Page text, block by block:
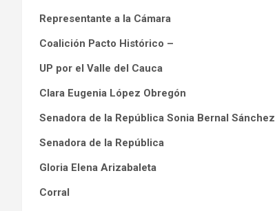
Representante a la Cámara
Coalición Pacto Histórico –
UP por el Valle del Cauca
Clara Eugenia López Obregón
Senadora de la República Sonia Bernal Sánchez
Senadora de la República
Gloria Elena Arizabaleta
Corral